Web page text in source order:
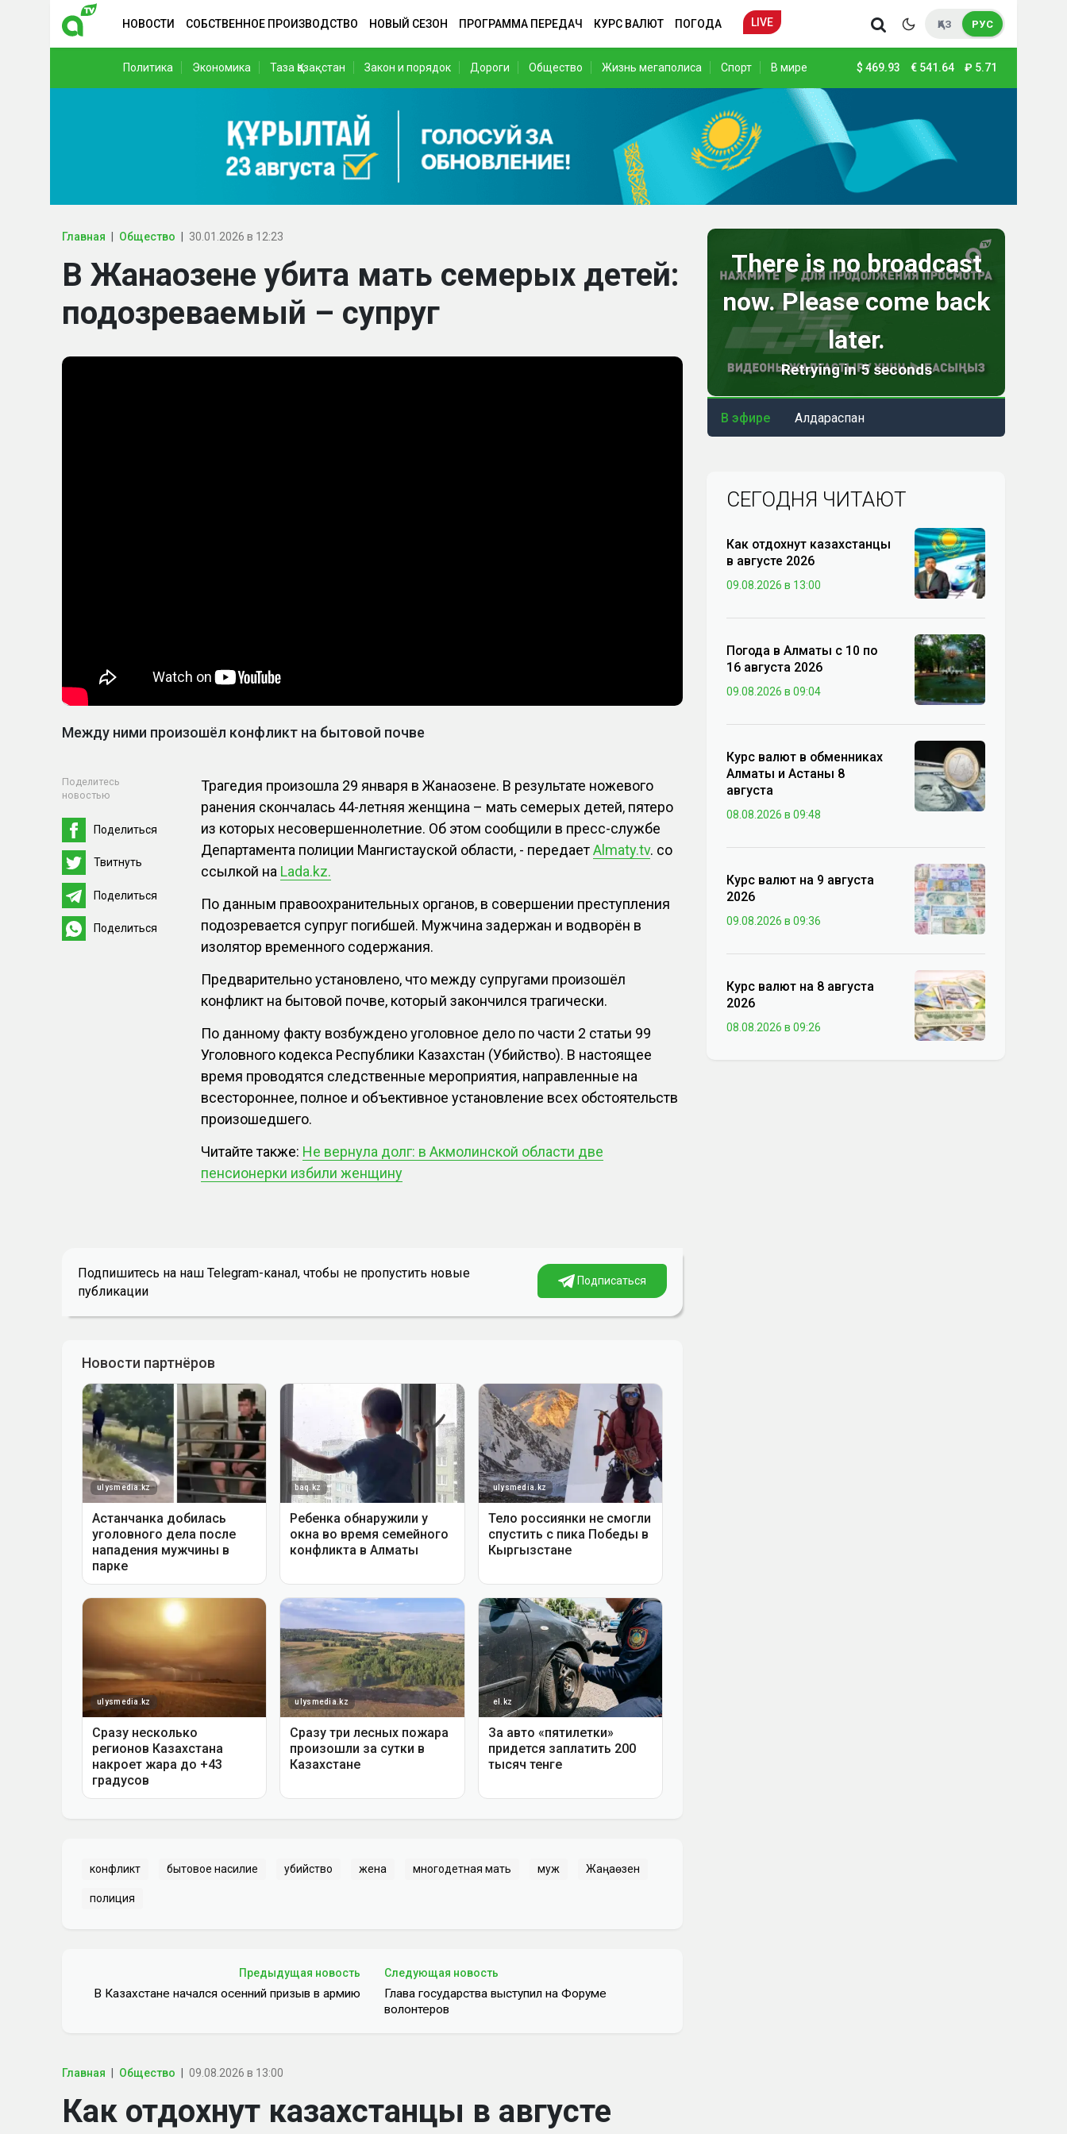
НОВОСТИ СОБСТВЕННОЕ ПРОИЗВОДСТВО НОВЫЙ СЕЗОН ПРОГРАММА ПЕРЕДАЧ КУРС ВАЛЮТ ПОГОДА LIVE ҚАЗ РУС
Политика Экономика Таза Қазақстан Закон и порядок Дороги Общество Жизнь мегаполиса Спорт В мире $ 469.93 € 541.64 ₽ 5.71
Главная Общество 30.01.2026 в 12:23
В Жанаозене убита мать семерых детей:
подозреваемый – супруг
Между ними произошёл конфликт на бытовой почве
Поделитесь
новостью
Поделиться
Твитнуть
Поделиться
Поделиться
Трагедия произошла 29 января в Жанаозене. В результате ножевого
ранения скончалась 44-летняя женщина – мать семерых детей, пятеро
из которых несовершеннолетние. Об этом сообщили в пресс-службе
Департамента полиции Мангистауской области, - передаетAlmaty.tv. со
ссылкой на Lada.kz.
По данным правоохранительных органов, в совершении преступления
подозревается супруг погибшей. Мужчина задержан и водворён в
изолятор временного содержания.
Предварительно установлено, что между супругами произошёл
конфликт на бытовой почве, который закончился трагически.
По данному факту возбуждено уголовное дело по части 2 статьи 99
Уголовного кодекса Республики Казахстан (Убийство). В настоящее
время проводятся следственные мероприятия, направленные на
всестороннее, полное и объективное установление всех обстоятельств
произошедшего.
Читайте также: Не вернула долг: в Акмолинской области две
пенсионерки избили женщину
Подпишитесь на наш Telegram-канал, чтобы не пропустить новые
публикации
Подписаться
конфликт бытовое насилие убийство жена многодетная мать муж Жаңаөзен
полиция
Предыдущая новость
В Казахстане начался осенний призыв в армию
Следующая новость
Глава государства выступил на Форуме
волонтеров
Главная Общество 09.08.2026 в 13:00
Как отдохнут казахстанцы в августе
В эфире Алдараспан
СЕГОДНЯ ЧИТАЮТ
Как отдохнут казахстанцы
в августе 2026
09.08.2026 в 13:00
Погода в Алматы с 10 по
16 августа 2026
09.08.2026 в 09:04
Курс валют в обменниках
Алматы и Астаны 8
августа
08.08.2026 в 09:48
Курс валют на 9 августа
2026
09.08.2026 в 09:36
Курс валют на 8 августа
2026
08.08.2026 в 09:26